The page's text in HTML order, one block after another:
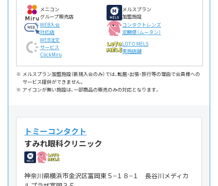
メニコン
グループ販売店
メルスプラン
加盟施設
WEB入会
対応店
コンタクトレンズ
定期便（ムータン）
WEB注文
サービス
ClickMiru
LOTO MELS
実施店舗
メルスプラン加盟施設（新規入会のみ）では、転居・出張・旅行等の理由で会員様への
サービス提供ができません。
アイコンが無い施設は、一部商品の販売のみの対応となります。
トミーコンタクト
すみれ眼科クリニック
神奈川県横浜市金沢区富岡東５−１８−１ 長谷川メディカ